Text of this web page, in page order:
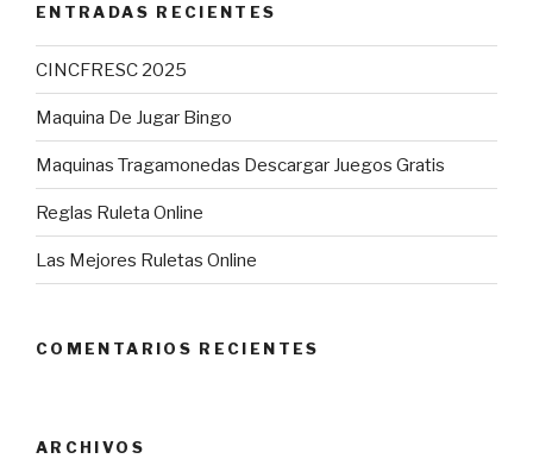
ENTRADAS RECIENTES
CINCFRESC 2025
Maquina De Jugar Bingo
Maquinas Tragamonedas Descargar Juegos Gratis
Reglas Ruleta Online
Las Mejores Ruletas Online
COMENTARIOS RECIENTES
ARCHIVOS